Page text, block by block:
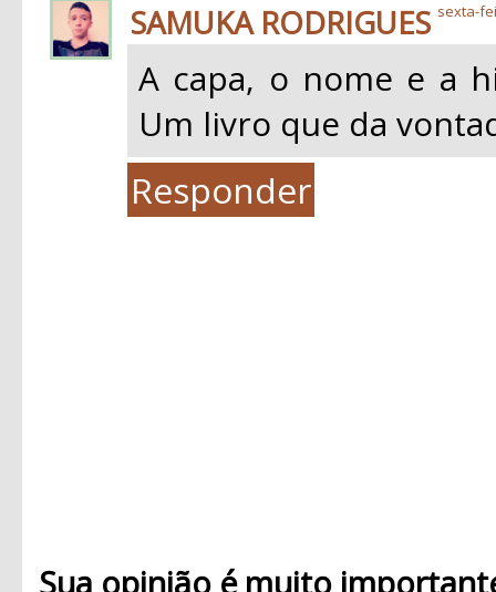
SAMUKA RODRIGUES sexta-
A capa, o nome e a
Um livro que da
Responder
Sua opinião é muito